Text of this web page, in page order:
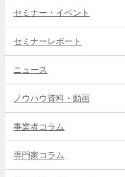
セミナー・イベント
セミナーレポート
ニュース
ノウハウ資料・動画
事業者コラム
専門家コラム